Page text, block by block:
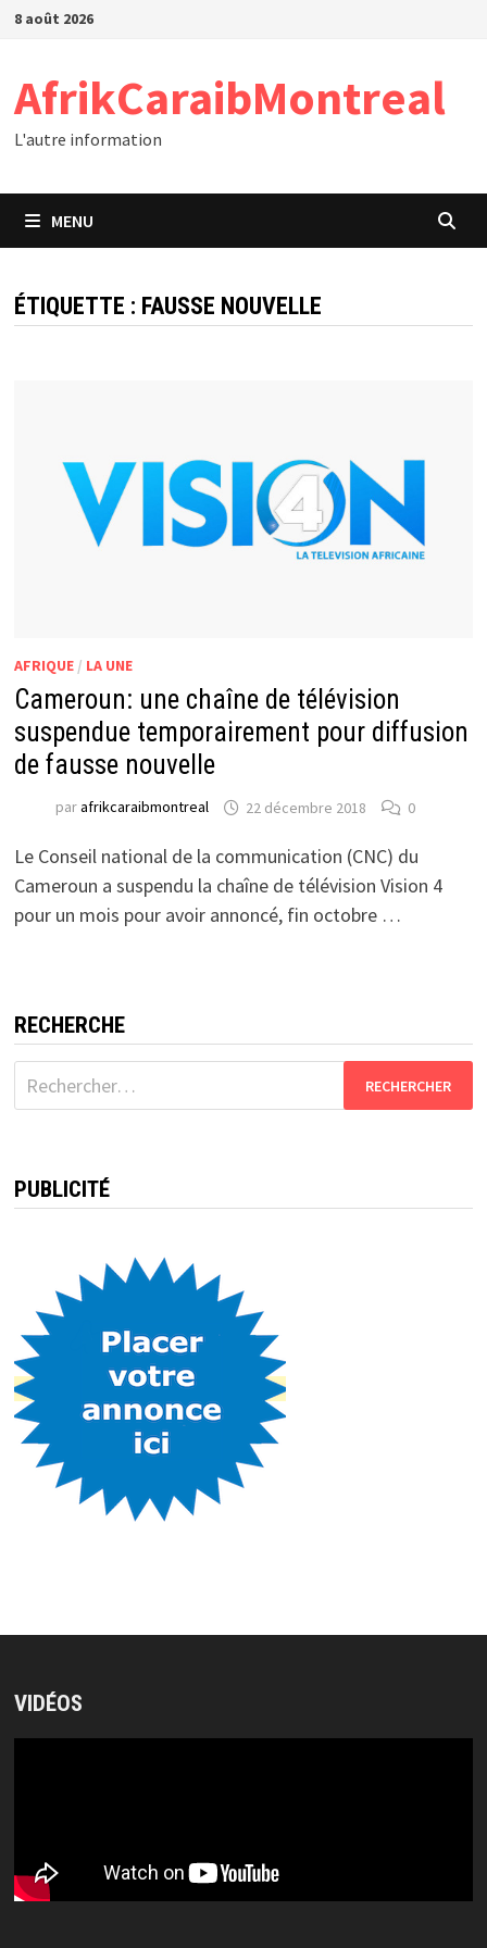
Passer
8 août 2026
AfrikCaraibMontreal
L'autre information
MENU
ÉTIQUETTE : FAUSSE NOUVELLE
AFRIQUE/ LA UNE
Cameroun: une chaîne de télévision
suspendue temporairement pour diffusion
de fausse nouvelle
parafrikcaraibmontreal 22 décembre 2018 0
Le Conseil national de la communication (CNC) du
Cameroun a suspendu la chaîne de télévision Vision 4
pour un mois pour avoir annoncé, fin octobre …
RECHERCHE
Rechercher :
PUBLICITÉ
VIDÉOS